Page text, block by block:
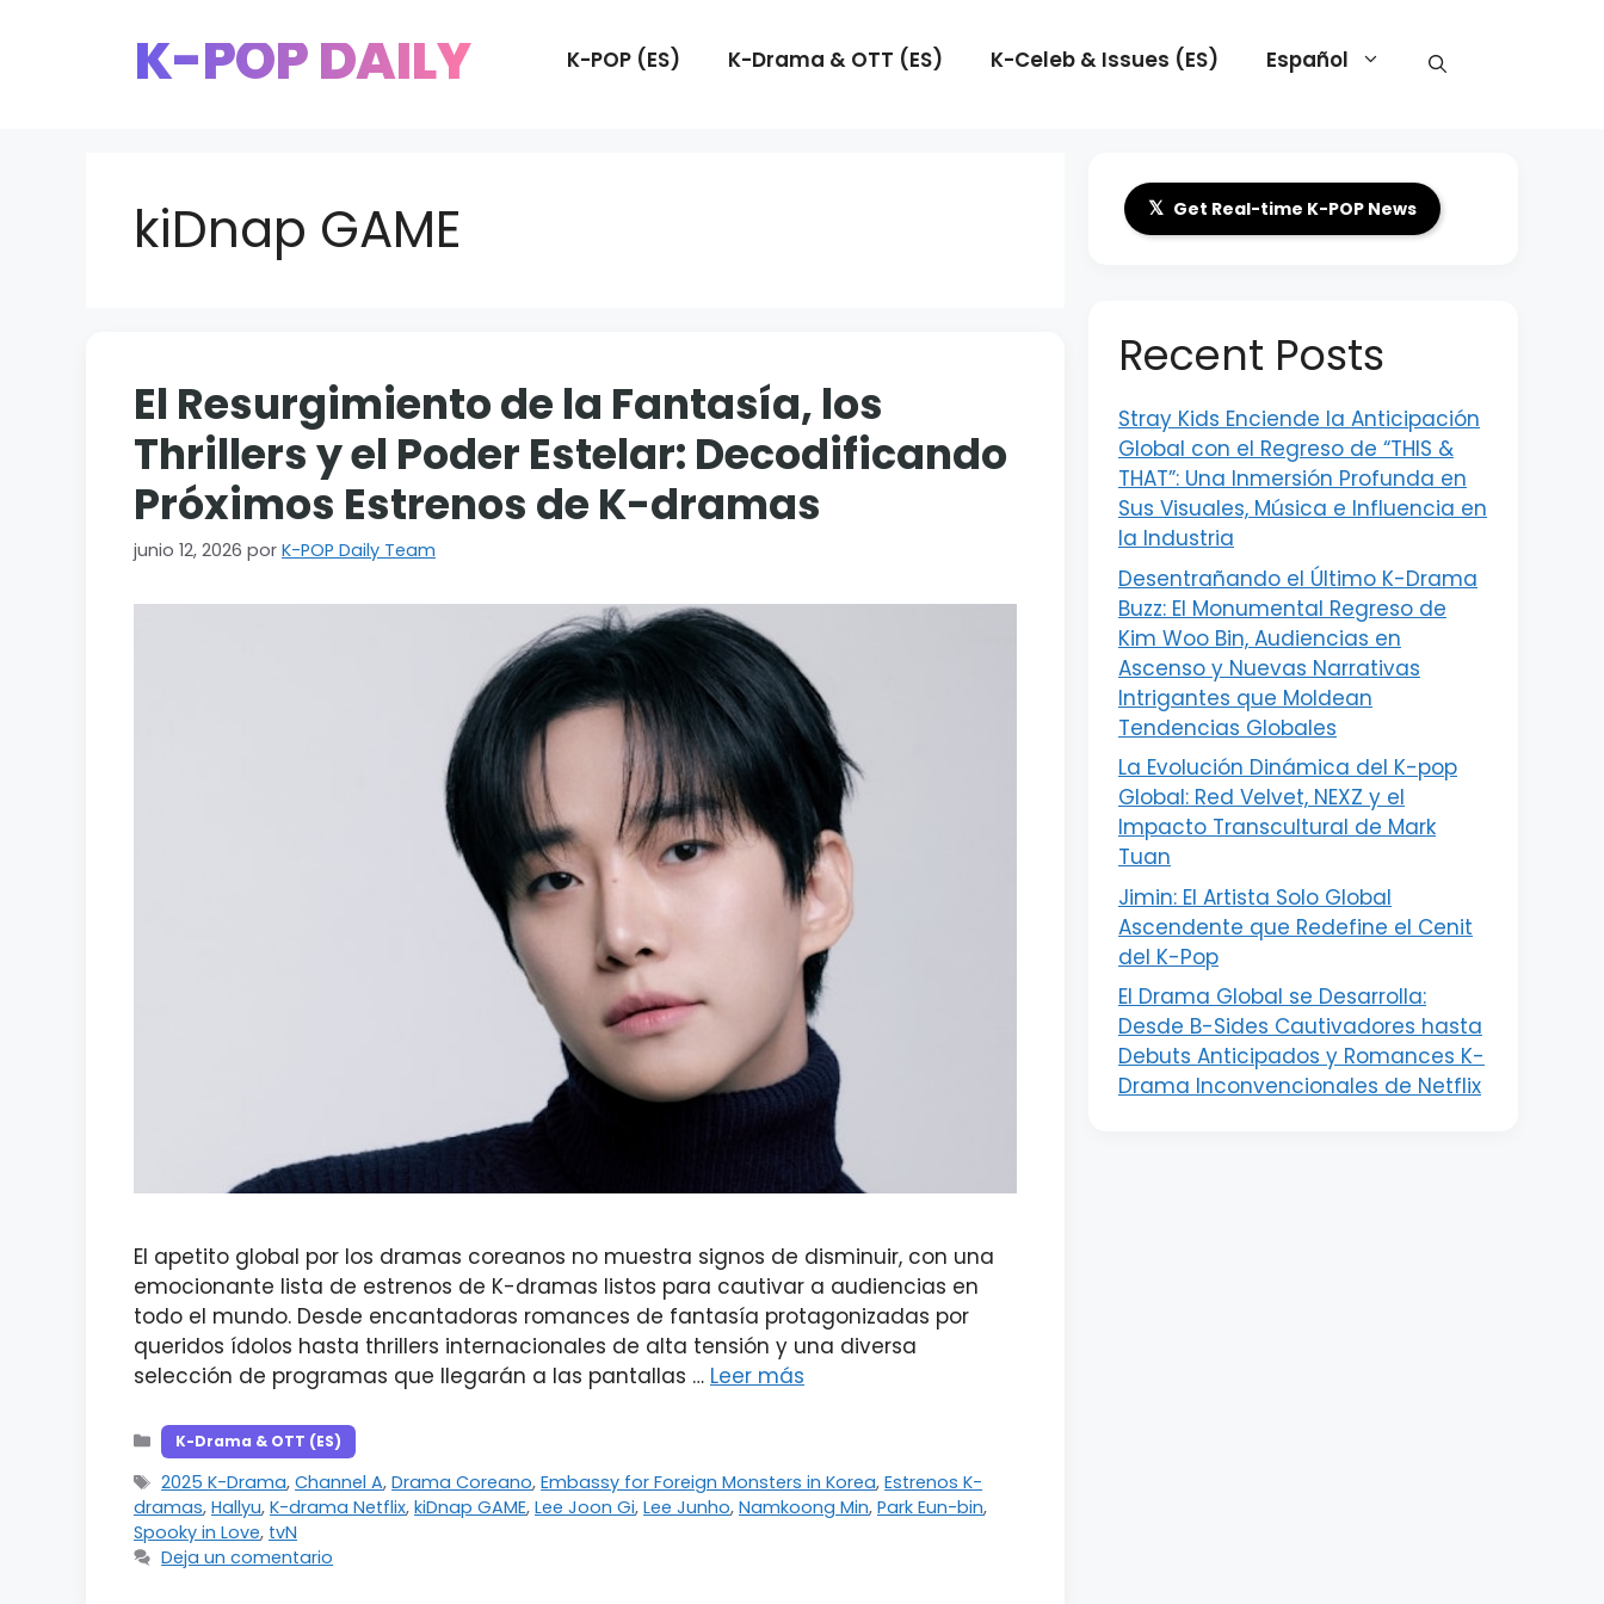
K-POP DAILY K-POP (ES) K-Drama & OTT (ES) K-Celeb & Issues (ES) Español
kiDnap GAME
El Resurgimiento de la Fantasía, los
Thrillers y el Poder Estelar: Decodificando
Próximos Estrenos de K-dramas
junio 12, 2026 por K-POP Daily Team
El apetito global por los dramas coreanos no muestra signos de disminuir, con una
emocionante lista de estrenos de K-dramas listos para cautivar a audiencias en
todo el mundo. Desde encantadoras romances de fantasía protagonizadas por
queridos ídolos hasta thrillers internacionales de alta tensión y una diversa
selección de programas que llegarán a las pantallas … Leer más
Categorías
K-Drama & OTT (ES)
Etiquetas
2025 K-Drama,Channel A,Drama Coreano,Embassy for Foreign Monsters in Korea,Estrenos K-
dramas, Hallyu, K-drama Netflix, kiDnap GAME, Lee Joon Gi, Lee Junho, Namkoong Min, Park Eun-bin,
Spooky in Love, tvN
Deja un comentario
𝕏 Get Real-time K-POP News
Recent Posts
Stray Kids Enciende la Anticipación
Global con el Regreso de “THIS &
THAT”: Una Inmersión Profunda en
Sus Visuales, Música e Influencia en
la Industria
Desentrañando el Último K-Drama
Buzz: El Monumental Regreso de
Kim Woo Bin, Audiencias en
Ascenso y Nuevas Narrativas
Intrigantes que Moldean
Tendencias Globales
La Evolución Dinámica del K-pop
Global: Red Velvet, NEXZ y el
Impacto Transcultural de Mark
Tuan
Jimin: El Artista Solo Global
Ascendente que Redefine el Cenit
del K-Pop
El Drama Global se Desarrolla:
Desde B-Sides Cautivadores hasta
Debuts Anticipados y Romances K-
Drama Inconvencionales de Netflix